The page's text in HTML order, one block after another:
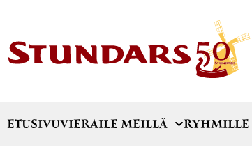
ETUSIVUVIERAILE MEILLÄ RYHMILLE